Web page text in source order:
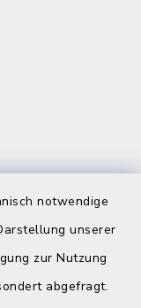
notwendige
unserer
zur Nutzung
abgefragt.